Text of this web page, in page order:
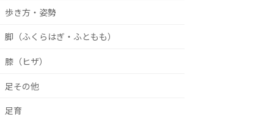
歩き方・姿勢
脚（ふくらはぎ・ふともも）
膝（ヒザ）
足その他
足育